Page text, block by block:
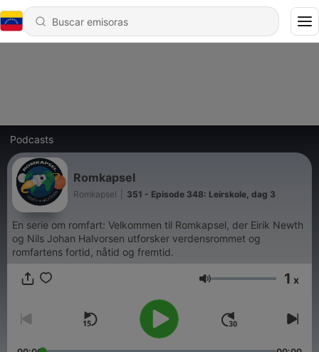
Podcasts
Romkapsel
Romkapsel 351 - Episode 348: Leirskole, dag 3
En serie om romfart: Velkommen til Romkapsel, der Eirik Newth
og Nils Johan Halvorsen utforsker verdensrommet og
romfartens fortid, nåtid og fremtid.
Volumen 1 x